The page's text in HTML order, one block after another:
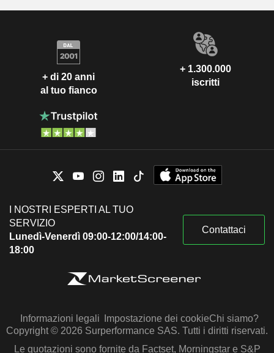
+ di 20 anni
al tuo fianco
+ 1.300.000
iscritti
I NOSTRI ESPERTI AL TUO
SERVIZIO
Lunedì-Venerdì 09:00-12:00/14:00-
18:00
Contattaci
Informazioni legali Impostazione dei cookieChi siamo?
Copyright © 2026 Surperformance SAS. Tutti i diritti riservati.
Le quotazioni sono fornite da Factset, Morningstar e S&P